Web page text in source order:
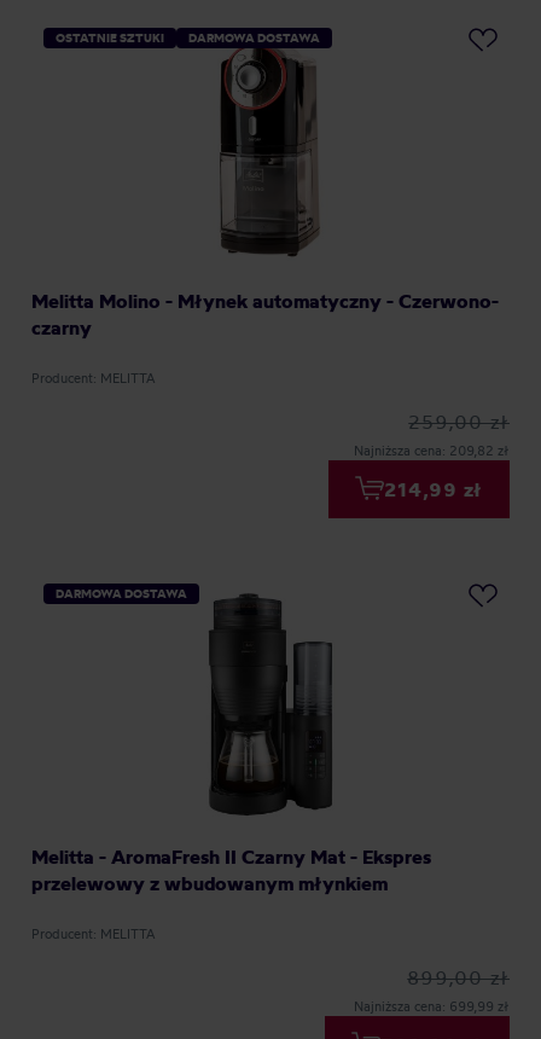
OSTATNIE SZTUKI DARMOWA DOSTAWA
Melitta Molino - Młynek automatyczny - Czerwono-
czarny
Producent: MELITTA
259,00 zł
Najniższa cena: 209,82 zł
214,99 zł
DARMOWA DOSTAWA
Melitta - AromaFresh II Czarny Mat - Ekspres
przelewowy z wbudowanym młynkiem
Producent: MELITTA
899,00 zł
Najniższa cena: 699,99 zł